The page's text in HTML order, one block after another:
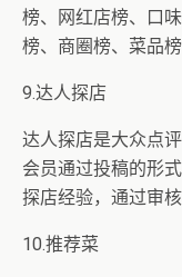
榜、网红店榜、口
榜、商圈榜、菜品榜
9.达人探店
达人探店是大众点
会员通过投稿的形
探店经验，通过审
10.推荐菜